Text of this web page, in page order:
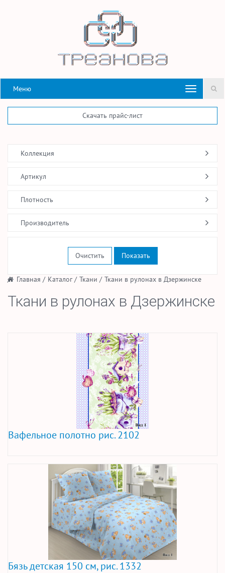
Меню
Скачать прайс-лист
/ Главная / Каталог/ Ткани / Ткани в рулонах в Дзержинске
Ткани в рулонах в Дзержинске
Вафельное полотно рис. 2102
Бязь детская 150 см, рис. 1332
Коллекция
Артикул
Плотность
Производитель
Очистить